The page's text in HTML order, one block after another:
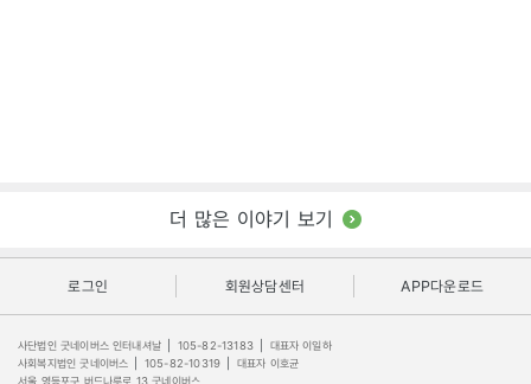
더 많은 이야기 보기
로그인 회원상담센터 APP다운로드
사단법인 굿네이버스 인터내셔날 105-82-13183
대표자 이일하
사회복지법인 굿네이버스
105-82-10319
대표자 이호균
서울 영등포구 버드나루로 13 굿네이버스